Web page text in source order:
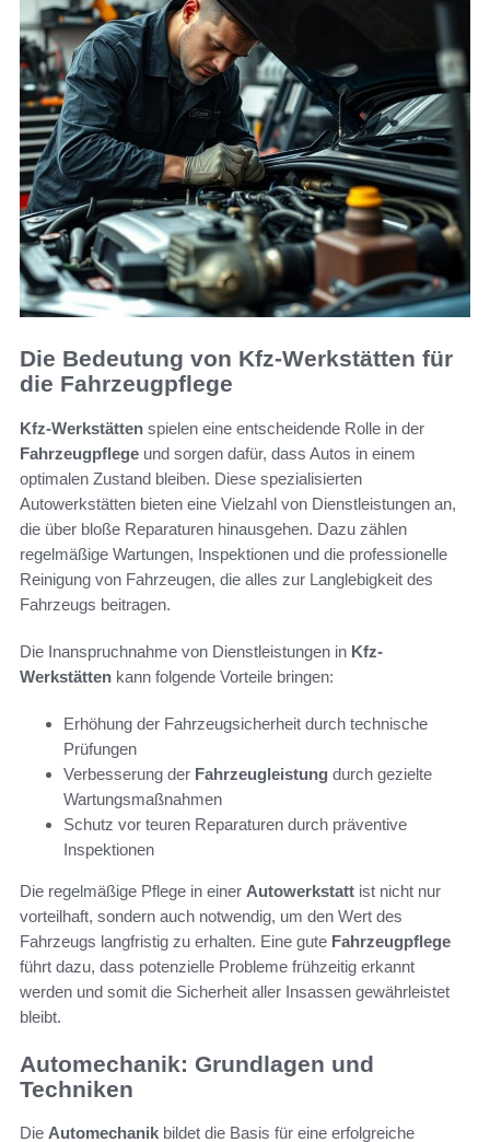
Die Bedeutung von Kfz-Werkstätten für
die Fahrzeugpflege
Kfz-Werkstätten spielen eine entscheidende Rolle in der
Fahrzeugpflege und sorgen dafür, dass Autos in einem
optimalen Zustand bleiben. Diese spezialisierten
Autowerkstätten bieten eine Vielzahl von Dienstleistungen an,
die über bloße Reparaturen hinausgehen. Dazu zählen
regelmäßige Wartungen, Inspektionen und die professionelle
Reinigung von Fahrzeugen, die alles zur Langlebigkeit des
Fahrzeugs beitragen.
Die Inanspruchnahme von Dienstleistungen in Kfz-
Werkstätten kann folgende Vorteile bringen:
Erhöhung der Fahrzeugsicherheit durch technische
Prüfungen
Verbesserung der Fahrzeugleistung durch gezielte
Wartungsmaßnahmen
Schutz vor teuren Reparaturen durch präventive
Inspektionen
Die regelmäßige Pflege in einer Autowerkstatt ist nicht nur
vorteilhaft, sondern auch notwendig, um den Wert des
Fahrzeugs langfristig zu erhalten. Eine gute Fahrzeugpflege
führt dazu, dass potenzielle Probleme frühzeitig erkannt
werden und somit die Sicherheit aller Insassen gewährleistet
bleibt.
Automechanik: Grundlagen und
Techniken
Die Automechanik bildet die Basis für eine erfolgreiche